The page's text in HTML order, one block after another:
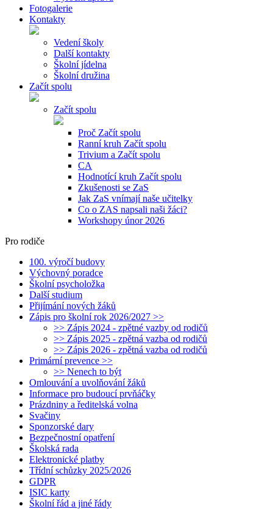
Fotogalerie
Kontakty
Vedení školy
Další kontakty
Školní jídelna
Školní družina
Začít spolu
Začít spolu
Proč Začít spolu
Ranní kruh Začít spolu
Trivium a Začít spolu
CA
Hodnotící kruh Začít spolu
Zkušenosti se ZaS
Jak ZaS vnímají naše učitelky
Co o ZAS napsali naši žáci?
Workshopy únor 2026
Pro rodiče
100. výročí budovy
Výchovný poradce
Školní psycholožka
Další studium
Přijímání nových žáků
Zápis pro školní rok 2026/2027 >>
>> Zápis 2024 - zpětné vazby od rodičů
>> Zápis 2025 - zpětná vazba od rodičů
>> Zápis 2026 - zpětná vazba od rodičů
Primární prevence >>
>> Nenech to být
Omlouvání a uvolňování žáků
Informace pro budoucí prvňáčky
Prázdniny a ředitelská volna
Svačiny
Sponzorské dary
Bezpečnostní opatření
Školská rada
Elektronické platby
Třídní schůzky 2025/2026
GDPR
ISIC karty
Školní řád a jiné řády